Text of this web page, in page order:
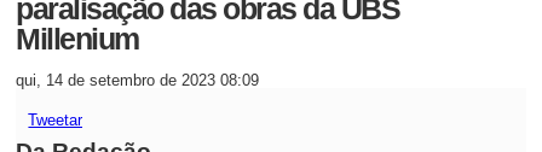
paralisação das obras da UBS
Millenium
qui, 14 de setembro de 2023 08:09
Tweetar